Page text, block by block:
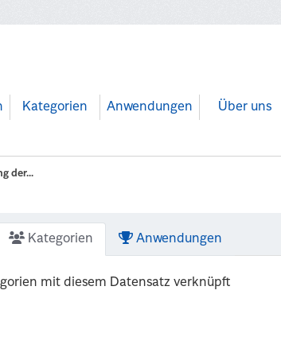
Kategorien Anwendungen Über uns
der...
Kategorien Anwendungen
mit diesem Datensatz verknüpft